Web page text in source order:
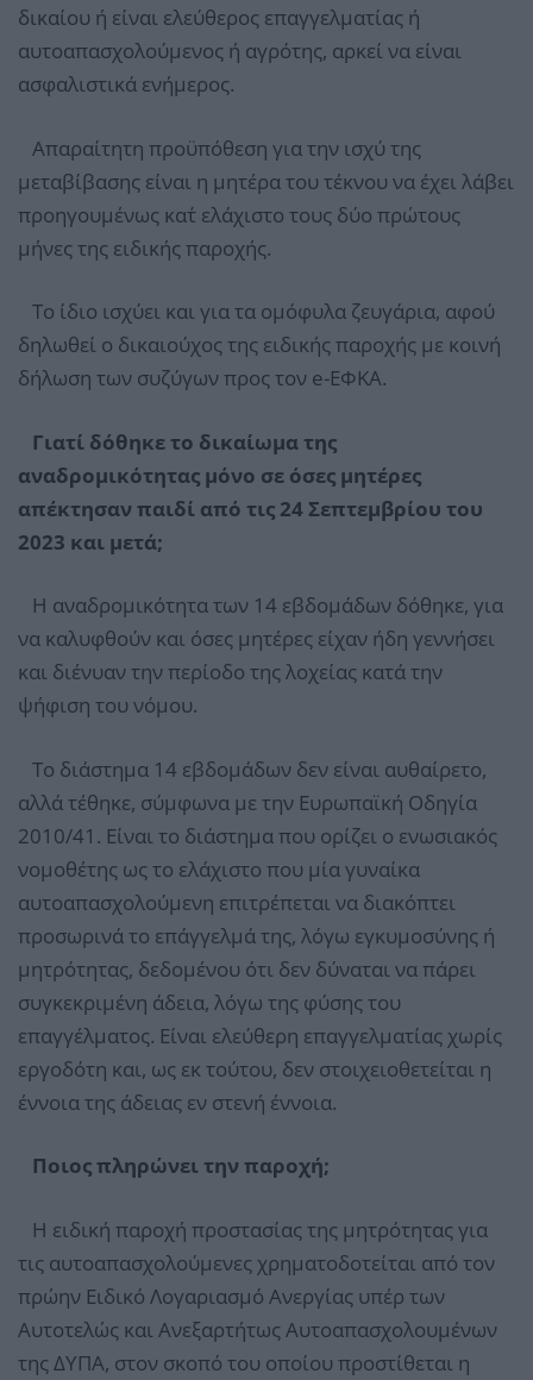
δικαίου ή είναι ελεύθερος επαγγελματίας ή
αυτοαπασχολούμενος ή αγρότης, αρκεί να είναι
ασφαλιστικά ενήμερος.
Απαραίτητη προϋπόθεση για την ισχύ της
μεταβίβασης είναι η μητέρα του τέκνου να έχει λάβει
προηγουμένως κατ΄ ελάχιστο τους δύο πρώτους
μήνες της ειδικής παροχής.
Το ίδιο ισχύει και για τα ομόφυλα ζευγάρια, αφού
δηλωθεί ο δικαιούχος της ειδικής παροχής με κοινή
δήλωση των συζύγων προς τον e-ΕΦΚΑ.
Γιατί δόθηκε το δικαίωμα της
αναδρομικότητας μόνο σε όσες μητέρες
απέκτησαν παιδί από τις 24 Σεπτεμβρίου του
2023 και μετά;
Η αναδρομικότητα των 14 εβδομάδων δόθηκε, για
να καλυφθούν και όσες μητέρες είχαν ήδη γεννήσει
και διένυαν την περίοδο της λοχείας κατά την
ψήφιση του νόμου.
Το διάστημα 14 εβδομάδων δεν είναι αυθαίρετο,
αλλά τέθηκε, σύμφωνα με την Ευρωπαϊκή Οδηγία
2010/41. Είναι το διάστημα που ορίζει ο ενωσιακός
νομοθέτης ως το ελάχιστο που μία γυναίκα
αυτοαπασχολούμενη επιτρέπεται να διακόπτει
προσωρινά το επάγγελμά της, λόγω εγκυμοσύνης ή
μητρότητας, δεδομένου ότι δεν δύναται να πάρει
συγκεκριμένη άδεια, λόγω της φύσης του
επαγγέλματος. Είναι ελεύθερη επαγγελματίας χωρίς
εργοδότη και, ως εκ τούτου, δεν στοιχειοθετείται η
έννοια της άδειας εν στενή έννοια.
Ποιος πληρώνει την παροχή;
Η ειδική παροχή προστασίας της μητρότητας για
τις αυτοαπασχολούμενες χρηματοδοτείται από τον
πρώην Ειδικό Λογαριασμό Ανεργίας υπέρ των
Αυτοτελώς και Ανεξαρτήτως Αυτοαπασχολουμένων
της ΔΥΠΑ, στον σκοπό του οποίου προστίθεται η